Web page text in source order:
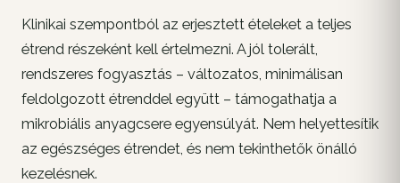
Klinikai szempontból az erjesztett ételeket a teljes
étrend részeként kell értelmezni. A jól tolerált,
rendszeres fogyasztás – változatos, minimálisan
feldolgozott étrenddel együtt – támogathatja a
mikrobiális anyagcsere egyensúlyát. Nem helyettesítik
az egészséges étrendet, és nem tekinthetők önálló
kezelésnek.